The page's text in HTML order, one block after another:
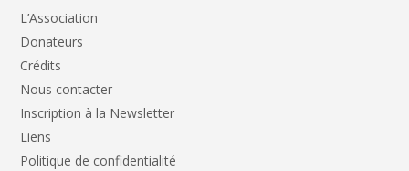
L’Association
Donateurs
Crédits
Nous contacter
Inscription à la Newsletter
Liens
Politique de confidentialité